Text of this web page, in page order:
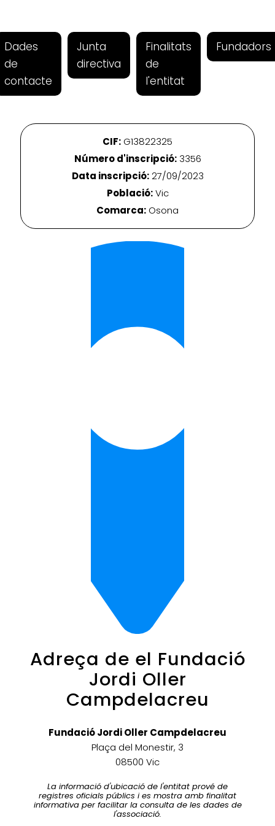
Dades
de
contacte
Junta
directiva
Finalitats
de
l'entitat
Fundadors
CIF: G13822325
Número d'inscripció:3356
Data inscripció:27/09/2023
Població:Vic
Comarca: Osona
Adreça de el Fundació
Jordi Oller
Campdelacreu
Fundació Jordi Oller Campdelacreu
Plaça del Monestir, 3
08500 Vic
La informació d'ubicació de l'entitat prové de
registres oficials públics i es mostra amb finalitat
informativa per facilitar la consulta de les dades de
l'associació.